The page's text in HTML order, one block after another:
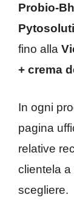
Probio-
fino alla
+ crema
In ogni
pagina
relative
clientela
scegliere.